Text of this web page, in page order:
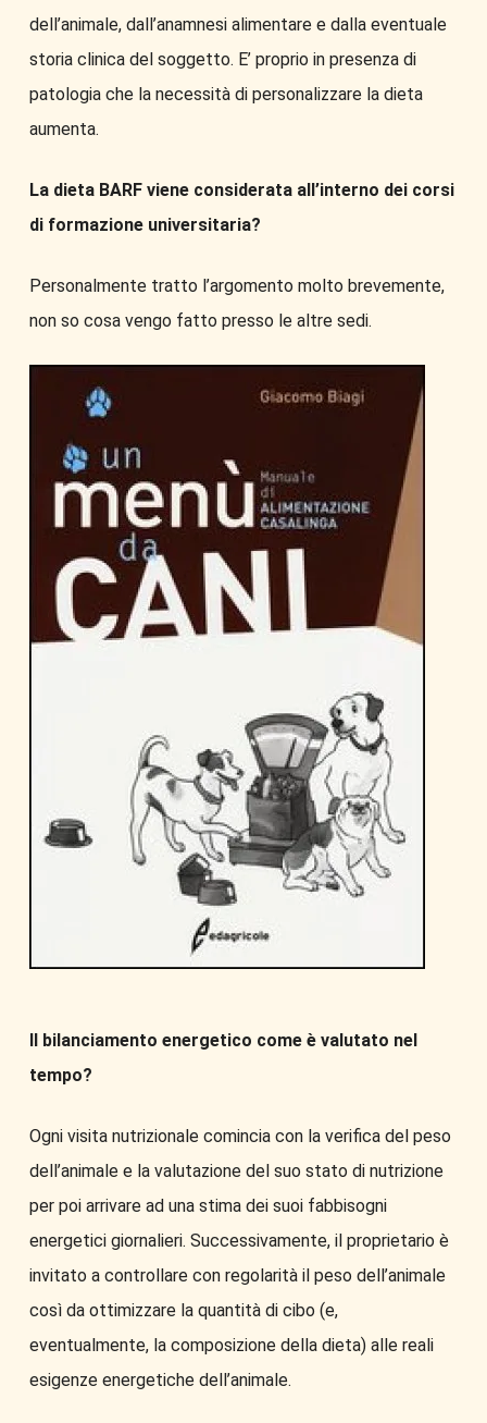
dell’animale, dall’anamnesi alimentare e dalla eventuale
storia clinica del soggetto. E’ proprio in presenza di
patologia che la necessità di personalizzare la dieta
aumenta.
La dieta BARF viene considerata all’interno dei corsi
di formazione universitaria?
Personalmente tratto l’argomento molto brevemente,
non so cosa vengo fatto presso le altre sedi.
Il bilanciamento energetico come è valutato nel
tempo?
Ogni visita nutrizionale comincia con la verifica del peso
dell’animale e la valutazione del suo stato di nutrizione
per poi arrivare ad una stima dei suoi fabbisogni
energetici giornalieri. Successivamente, il proprietario è
invitato a controllare con regolarità il peso dell’animale
così da ottimizzare la quantità di cibo (e,
eventualmente, la composizione della dieta) alle reali
esigenze energetiche dell’animale.